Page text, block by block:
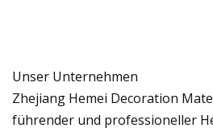
Unser Unternehmen
Zhejiang Hemei Decoration
führender und professioneller